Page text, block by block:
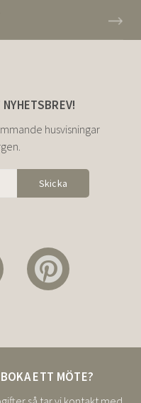
ETT MÖTE?
husvisningar